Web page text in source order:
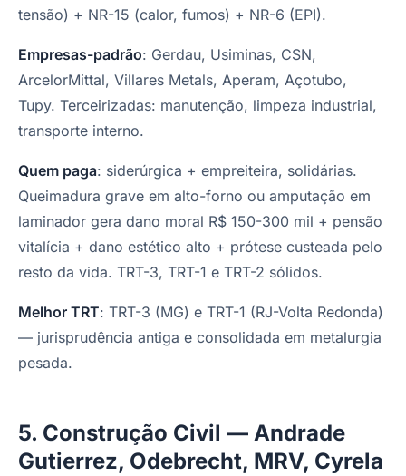
tensão) + NR-15 (calor, fumos) + NR-6 (EPI).
Empresas-padrão: Gerdau, Usiminas, CSN,
ArcelorMittal, Villares Metals, Aperam, Açotubo,
Tupy. Terceirizadas: manutenção, limpeza industrial,
transporte interno.
Quem paga: siderúrgica + empreiteira, solidárias.
Queimadura grave em alto-forno ou amputação em
laminador gera dano moral R$ 150-300 mil + pensão
vitalícia + dano estético alto + prótese custeada pelo
resto da vida. TRT-3, TRT-1 e TRT-2 sólidos.
Melhor TRT: TRT-3 (MG) e TRT-1 (RJ-Volta Redonda)
— jurisprudência antiga e consolidada em metalurgia
pesada.
5. Construção Civil — Andrade
Gutierrez, Odebrecht, MRV, Cyrela